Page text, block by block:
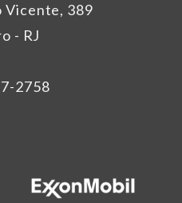
Vicente, 389
- RJ
2758